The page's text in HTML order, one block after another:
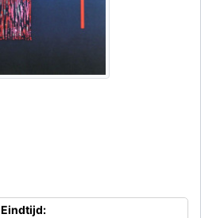
Eindtijd: